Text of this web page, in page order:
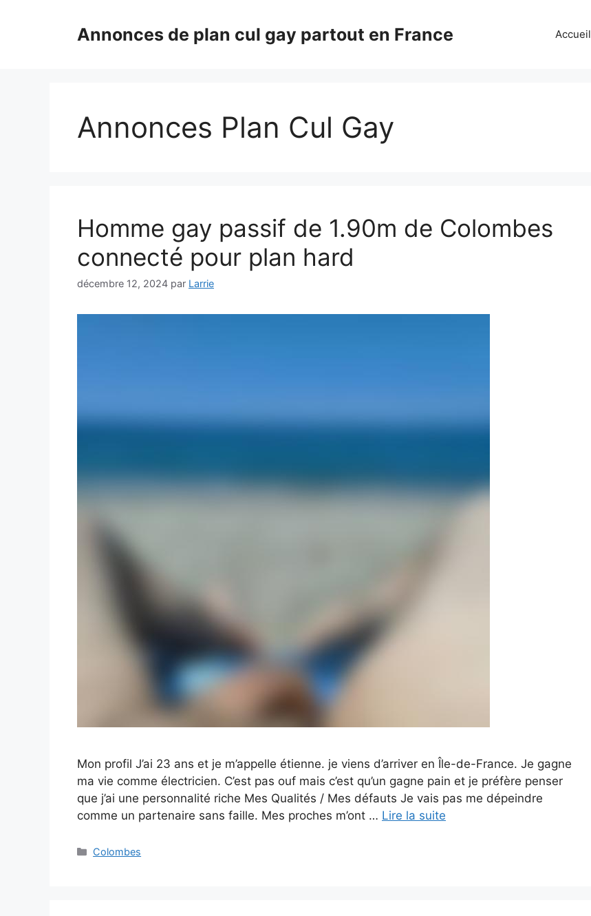
Annonces de plan cul gay partout en France Accueil
Annonces Plan Cul Gay
Homme gay passif de 1.90m de Colombes
connecté pour plan hard
décembre 12, 2024 par Larrie
Mon profil J’ai 23 ans et je m’appelle étienne. je viens d’arriver en Île-de-France. Je gagne
ma vie comme électricien. C’est pas ouf mais c’est qu’un gagne pain et je préfère penser
que j’ai une personnalité riche Mes Qualités / Mes défauts Je vais pas me dépeindre
comme un partenaire sans faille. Mes proches m’ont … Lire la suite
Catégories
Colombes